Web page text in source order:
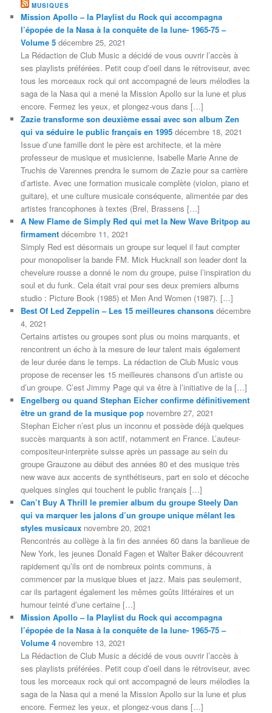
MUSIQUES
Mission Apollo – la Playlist du Rock qui accompagna
l’épopée de la Nasa à la conquête de la lune- 1965-75 –
Volume 5 décembre 25, 2021
La Rédaction de Club Music a décidé de vous ouvrir l’accès à
ses playlists préférées. Petit coup d’oeil dans le rétroviseur, avec
tous les morceaux rock qui ont accompagné de leurs mélodies la
saga de la Nasa qui a mené la Mission Apollo sur la lune et plus
encore. Fermez les yeux, et plongez-vous dans […]
Zazie transforme son deuxième essai avec son album Zen
qui va séduire le public français en 1995 décembre 18, 2021
Issue d’une famille dont le père est architecte, et la mère
professeur de musique et musicienne, Isabelle Marie Anne de
Truchis de Varennes prendra le surnom de Zazie pour sa carrière
d’artiste. Avec une formation musicale complète (violon, piano et
guitare), et une culture musicale conséquente, alimentée par des
artistes francophones à textes (Brel, Brassens […]
A New Flame de Simply Red qui met la New Wave Britpop au
firmament décembre 11, 2021
Simply Red est désormais un groupe sur lequel il faut compter
pour monopoliser la bande FM. Mick Hucknall son leader dont la
chevelure rousse a donné le nom du groupe, puise l’inspiration du
soul et du funk. Cela était vrai pour ses deux premiers albums
studio : Picture Book (1985) et Men And Women (1987). […]
Best Of Led Zeppelin – Les 15 meilleures chansons décembre
4, 2021
Certains artistes ou groupes sont plus ou moins marquants, et
rencontrent un écho à la mesure de leur talent mais également
de leur durée dans le temps. La rédaction de Club Music vous
propose de recenser les 15 meilleures chansons d’un artiste ou
d’un groupe. C’est Jimmy Page qui va être à l’initiative de la […]
Engelberg ou quand Stephan Eicher confirme définitivement
être un grand de la musique pop novembre 27, 2021
Stephan Eicher n’est plus un inconnu et possède déjà quelques
succès marquants à son actif, notamment en France. L’auteur-
compositeur-interprète suisse après un passage au sein du
groupe Grauzone au début des années 80 et des musique très
new wave aux accents de synthétiseurs, part en solo et décoche
quelques singles qui touchent le public français […]
Can’t Buy A Thrill le premier album du groupe Steely Dan
qui va marquer les jalons d’un groupe unique mêlant les
styles musicaux novembre 20, 2021
Rencontrés au collège à la fin des années 60 dans la banlieue de
New York, les jeunes Donald Fagen et Walter Baker découvrent
rapidement qu’ils ont de nombreux points communs, à
commencer par la musique blues et jazz. Mais pas seulement,
car ils partagent également les mêmes goûts littéraires et un
humour teinté d’une certaine […]
Mission Apollo – la Playlist du Rock qui accompagna
l’épopée de la Nasa à la conquête de la lune- 1965-75 –
Volume 4 novembre 13, 2021
La Rédaction de Club Music a décidé de vous ouvrir l’accès à
ses playlists préférées. Petit coup d’oeil dans le rétroviseur, avec
tous les morceaux rock qui ont accompagné de leurs mélodies la
saga de la Nasa qui a mené la Mission Apollo sur la lune et plus
encore. Fermez les yeux, et plongez-vous dans […]